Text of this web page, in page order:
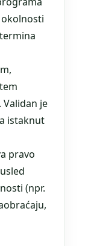
je
istaknut
pravo
(npr.